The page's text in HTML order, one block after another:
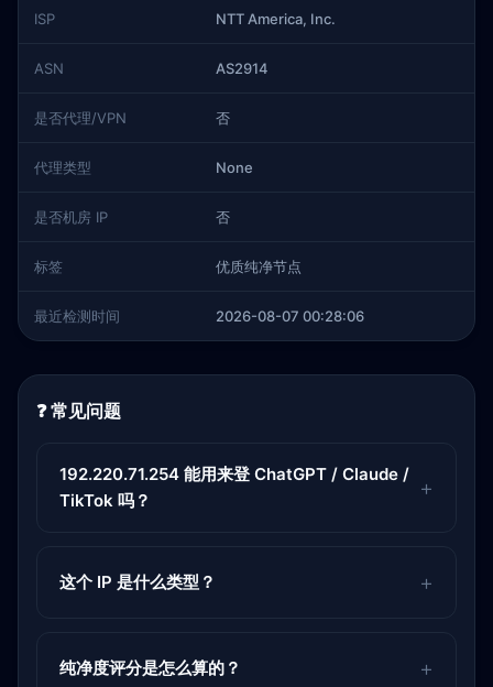
ISP NTT America, Inc.
ASN AS2914
是否代理/VPN 否
代理类型 None
是否机房 IP 否
标签 优质纯净节点
最近检测时间 2026-08-07 00:28:06
❓ 常见问题
192.220.71.254 能用来登 ChatGPT / Claude /
TikTok 吗？
这个 IP 是什么类型？
纯净度评分是怎么算的？